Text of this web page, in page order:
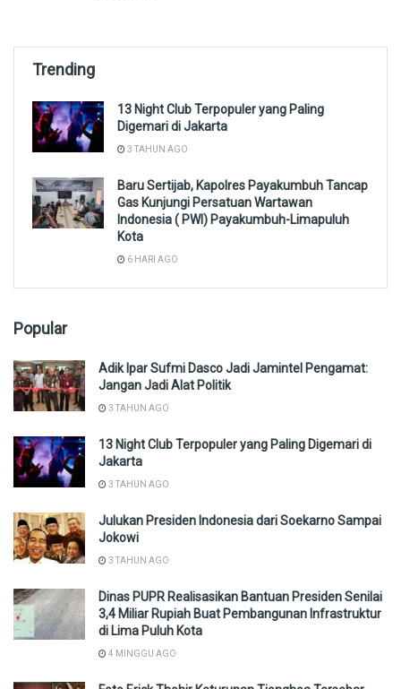
Trending
13 Night Club Terpopuler yang Paling
Digemari di Jakarta
3 TAHUN AGO
Baru Sertijab, Kapolres Payakumbuh Tancap
Gas Kunjungi Persatuan Wartawan
Indonesia ( PWI) Payakumbuh-Limapuluh
Kota
6 HARI AGO
Popular
Adik Ipar Sufmi Dasco Jadi Jamintel Pengamat:
Jangan Jadi Alat Politik
3 TAHUN AGO
13 Night Club Terpopuler yang Paling Digemari di
Jakarta
3 TAHUN AGO
Julukan Presiden Indonesia dari Soekarno Sampai
Jokowi
3 TAHUN AGO
Dinas PUPR Realisasikan Bantuan Presiden Senilai
3,4 Miliar Rupiah Buat Pembangunan Infrastruktur
di Lima Puluh Kota
4 MINGGU AGO